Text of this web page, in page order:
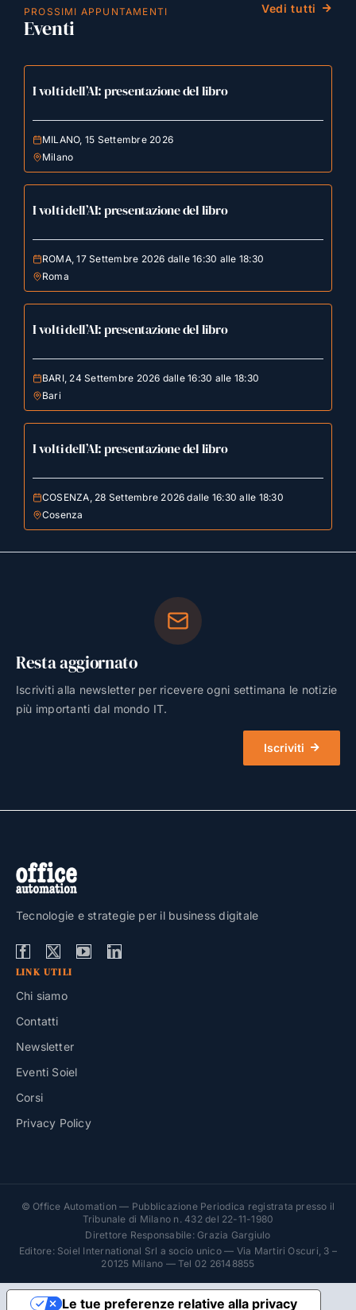
PROSSIMI APPUNTAMENTI
Eventi
Vedi tutti
I volti dell’AI: presentazione del libro
MILANO, 15 Settembre 2026
Milano
I volti dell’AI: presentazione del libro
ROMA, 17 Settembre 2026 dalle 16:30 alle 18:30
Roma
I volti dell’AI: presentazione del libro
BARI, 24 Settembre 2026 dalle 16:30 alle 18:30
Bari
I volti dell’AI: presentazione del libro
COSENZA, 28 Settembre 2026 dalle 16:30 alle 18:30
Cosenza
Resta aggiornato
Iscriviti alla newsletter per ricevere ogni settimana le notizie
più importanti dal mondo IT.
Iscriviti
Tecnologie e strategie per il business digitale
LINK UTILI
Chi siamo
Contatti
Newsletter
Eventi Soiel
Corsi
Privacy Policy
© Office Automation — Pubblicazione Periodica registrata presso il
Tribunale di Milano n. 432 del 22-11-1980
Direttore Responsabile: Grazia Gargiulo
Editore: Soiel International Srl a socio unico — Via Martiri Oscuri, 3 –
20125 Milano — Tel 02 26148855
Le tue preferenze relative alla privacy